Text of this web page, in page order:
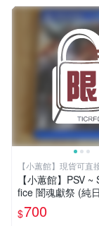
【小蕙館】現貨可直接
標【小蕙館】PSV
fice 闇魂獻祭 (純
$700